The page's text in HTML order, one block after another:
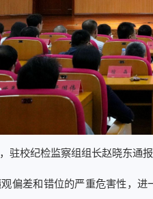
驻校纪检监察组组长赵晓东通
偏差和错位的严重危害性，